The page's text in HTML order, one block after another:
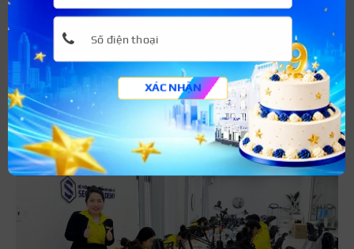
Việc có quá nhiều cơ sở đào tạo phun xăm xuất hiện
khiến nhiều người phân vân, khó lựa chọn khi muốn học ở
cơ sở uy tín, chất lượng. Nếu vậy, bạn có thể tham khảo
khóa học phun xăm thẩm mỹchuyên nghiệp tại Hệ thống
đào tạo thẩm mỹ quốc tế Seoul Academy.
XÁC NHẬN